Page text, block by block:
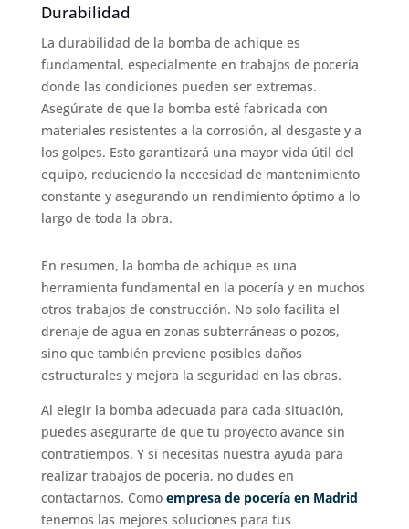
Durabilidad
La durabilidad de la bomba de achique es
fundamental, especialmente en trabajos de pocería
donde las condiciones pueden ser extremas.
Asegúrate de que la bomba esté fabricada con
materiales resistentes a la corrosión, al desgaste y a
los golpes. Esto garantizará una mayor vida útil del
equipo, reduciendo la necesidad de mantenimiento
constante y asegurando un rendimiento óptimo a lo
largo de toda la obra.
En resumen, la bomba de achique es una
herramienta fundamental en la pocería y en muchos
otros trabajos de construcción. No solo facilita el
drenaje de agua en zonas subterráneas o pozos,
sino que también previene posibles daños
estructurales y mejora la seguridad en las obras.
Al elegir la bomba adecuada para cada situación,
puedes asegurarte de que tu proyecto avance sin
contratiempos. Y si necesitas nuestra ayuda para
realizar trabajos de pocería, no dudes en
contactarnos. Como empresa de pocería en Madrid
tenemos las mejores soluciones para tus